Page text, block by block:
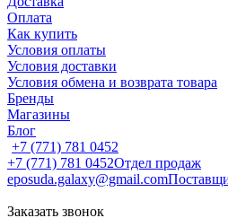
Оплата
Как купить
Условия оплаты
Условия доставки
Условия обмена и возврата товара
Бренды
Магазины
Блог
+7 (771) 781 0452
+7 (771) 781 0452Отдел продаж
eposuda.galaxy@gmail.com
Заказать звонок